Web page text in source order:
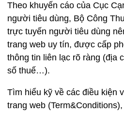
Theo khuyến cáo của Cục
người tiêu dùng, Bộ Công
trực tuyến người tiêu dùng
trang web uy tín, được cấp
thông tin liên lạc rõ ràng (địa
số thuế…).
Tìm hiểu kỹ về các điều kiện
trang web